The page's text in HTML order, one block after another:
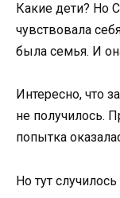
Какие дети? Но
чувствовала
была семья. И
Интересно, что
не получилось.
попытка
Но тут